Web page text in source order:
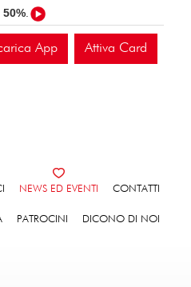
App Attiva Card
NEWS ED EVENTI CONTATTI
PATROCINI DICONO DI NOI